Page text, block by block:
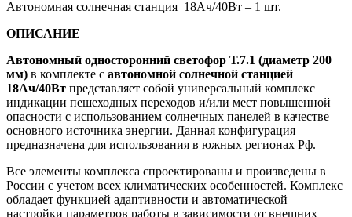
Автономная солнечная станция 18Ач/40Вт – 1 шт.
ОПИСАНИЕ
Автономный односторонний светофор Т.7.1 (диаметр 200
мм) в комплекте с автономной солнечной станцией
18Ач/40Вт представляет собой универсальный комплекс
индикации пешеходных переходов и/или мест повышенной
опасности с использованием солнечных панелей в качестве
основного источника энергии. Данная конфигурация
предназначена для использования в южных регионах Рф.
Все элементы комплекса спроектированы и произведены в
России с учетом всех климатических особенностей. Комплекс
обладает функцией адаптивности и автоматической
настройки параметров работы в зависимости от внешних